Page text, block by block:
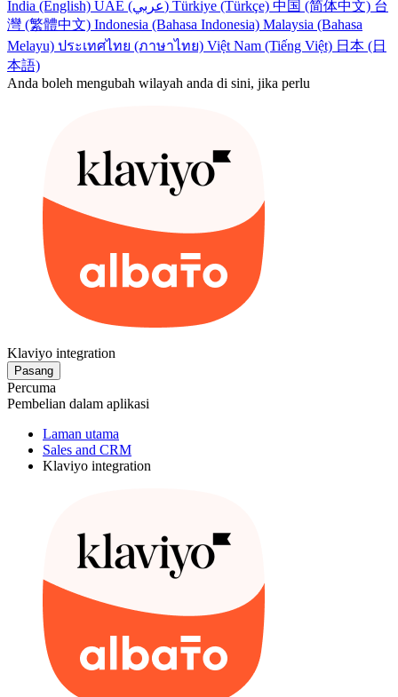
India (English)
UAE (عربي) Türkiye (Türkçe) 中国 (简体中文) 台
灣 (繁體中文) Indonesia (Bahasa Indonesia) Malaysia (Bahasa
Melayu) ประเทศไทย (ภาษาไทย) Việt Nam (Tiếng Việt) 日本 (日
本語)
Anda boleh mengubah wilayah anda di sini, jika perlu
Klaviyo integration
Pasang
Percuma
Pembelian dalam aplikasi
Laman utama
Sales and CRM
Klaviyo integration